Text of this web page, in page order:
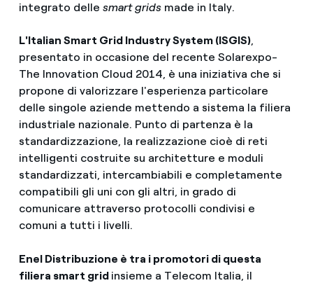
integrato delle smart gridsmade in Italy.
L'Italian Smart Grid Industry System (ISGIS),
presentato in occasione del recente Solarexpo-
The Innovation Cloud 2014, è una iniziativa che si
propone di valorizzare l'esperienza particolare
delle singole aziende mettendo a sistema la filiera
industriale nazionale. Punto di partenza è la
standardizzazione, la realizzazione cioè di reti
intelligenti costruite su architetture e moduli
standardizzati, intercambiabili e completamente
compatibili gli uni con gli altri, in grado di
comunicare attraverso protocolli condivisi e
comuni a tutti i livelli.
Enel Distribuzione è tra i promotori di questa
filiera smart grid insieme a Telecom Italia, il